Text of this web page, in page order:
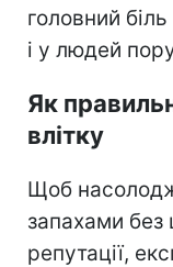
головний
і у людей
Як
влітку
Щоб
запахами
репутації,